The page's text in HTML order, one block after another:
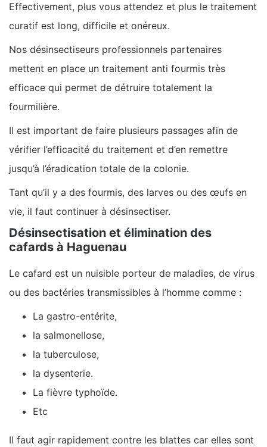
Effectivement, plus vous attendez et plus le traitement
curatif est long, difficile et onéreux.
Nos désinsectiseurs professionnels partenaires
mettent en place un traitement anti fourmis très
efficace qui permet de détruire totalement la
fourmilière.
Il est important de faire plusieurs passages afin de
vérifier l’efficacité du traitement et d’en remettre
jusqu’à l’éradication totale de la colonie.
Tant qu’il y a des fourmis, des larves ou des œufs en
vie, il faut continuer à désinsectiser.
Désinsectisation et élimination des
cafards à Haguenau
Le cafard est un nuisible porteur de maladies, de virus
ou des bactéries transmissibles à l’homme comme :
La gastro-entérite,
la salmonellose,
la tuberculose,
la dysenterie.
La fièvre typhoïde.
Etc
Il faut agir rapidement contre les blattes car elles sont